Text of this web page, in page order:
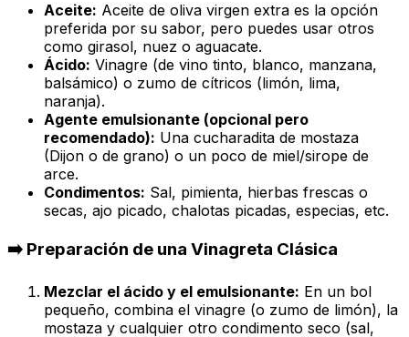
Aceite: Aceite de oliva virgen extra es la opción
preferida por su sabor, pero puedes usar otros
como girasol, nuez o aguacate.
Ácido: Vinagre (de vino tinto, blanco, manzana,
balsámico) o zumo de cítricos (limón, lima,
naranja).
Agente emulsionante (opcional pero
recomendado): Una cucharadita de mostaza
(Dijon o de grano) o un poco de miel/sirope de
arce.
Condimentos: Sal, pimienta, hierbas frescas o
secas, ajo picado, chalotas picadas, especias, etc.
➡️ Preparación de una Vinagreta Clásica
Mezclar el ácido y el emulsionante: En un bol
pequeño, combina el vinagre (o zumo de limón), la
mostaza y cualquier otro condimento seco (sal,